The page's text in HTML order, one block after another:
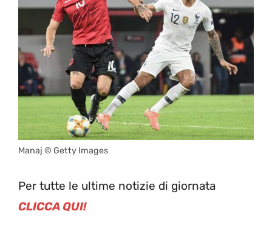
Manaj © Getty Images
Per tutte le ultime notizie di giornata
CLICCA QUI!